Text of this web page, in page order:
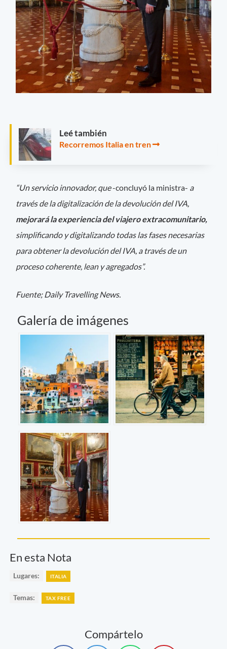
Leé también
Recorremos Italia en tren
“Un servicio innovador, que-concluyó la ministra- a
través de la digitalización de la devolución del IVA,
mejorará la experiencia del viajero extracomunitario,
simplificando y digitalizando todas las fases necesarias
para obtener la devolución del IVA, a través de un
proceso coherente, lean y agregados”.
Fuente; Daily Travelling News.
Galería de imágenes
En esta Nota
Lugares: ITALIA
Temas: TAX FREE
Compártelo